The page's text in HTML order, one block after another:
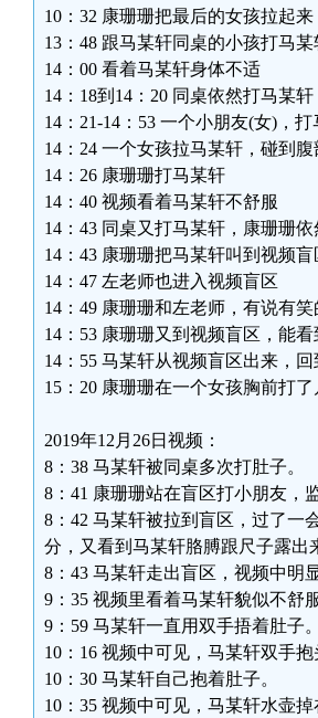
10：32 康珊珊把最后的女孩拉起
13：48 跟马某轩同桌的小孩打马
14：00 看着马某轩身体不适
14：18到14：20 同桌依然打马某轩
14：21-14：53 一个小朋友(女)，
14：24 一个女孩拉马某轩，碰到腹
14：26 康珊珊打马某轩
14：40 视频看着马某轩不舒服
14：43 同桌又打马某轩，康珊珊依
14：43 康珊珊把马某轩叫到视频盲
14：47 左老师也进入视频盲区
14：49 康珊珊和左老师，有说有
14：53 康珊珊又到视频盲区，能
14：55 马某轩从视频盲区出来，
15：20 康珊珊在一个女孩胸前打
2019年12月26日视频：
8：38 马某轩被同桌多次打肚子。
8：41 康珊珊站在盲区打小朋友，
8：42 马某轩被拉到盲区，过了一
分，又看到马某轩胳膊跟尺子露出
8：43 马某轩走出盲区，视频中明
9：35 视频里看着马某轩貌似不舒
9：59 马某轩一直用双手捂着肚子。
10：16 视频中可见，马某轩双手抱
10：30 马某轩自己抱着肚子。
10：35 视频中可见，马某轩水壶